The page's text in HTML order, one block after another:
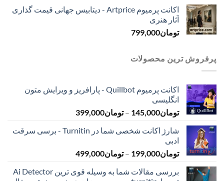
اکانت پرمیوم Artprice - دیتابیس جهانی قیمت ‌گذاری
آثار هنری
تومان799,000
پرفروش ترین محصولات
اکانت پرمیوم Quillbot - پارافریز و ویرایش متون
انگلیسی
تومان145,000
– تومان399,000
تومان145,000
تومان399,000
شارژ اکانت شخصی شما در Turnitin - برسی سرقت
ادبی
تومان199,000
– تومان499,000محدوده
تومان199,000
بررسی مقالات شما به وسیله قوی ترین Ai Detector